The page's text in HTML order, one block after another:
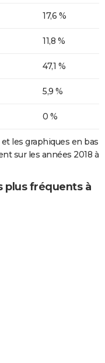
17,6 %
11,8 %
47,1 %
5,9 %
0 %
les graphiques en bas
sur les années 2018 à
plus fréquents à